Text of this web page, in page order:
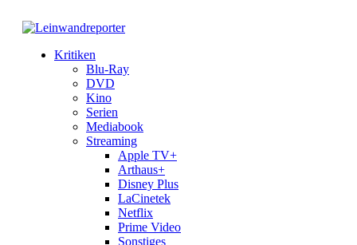
Kritiken
Blu-Ray
DVD
Kino
Serien
Mediabook
Streaming
Apple TV+
Arthaus+
Disney Plus
LaCinetek
Netflix
Prime Video
Sonstiges